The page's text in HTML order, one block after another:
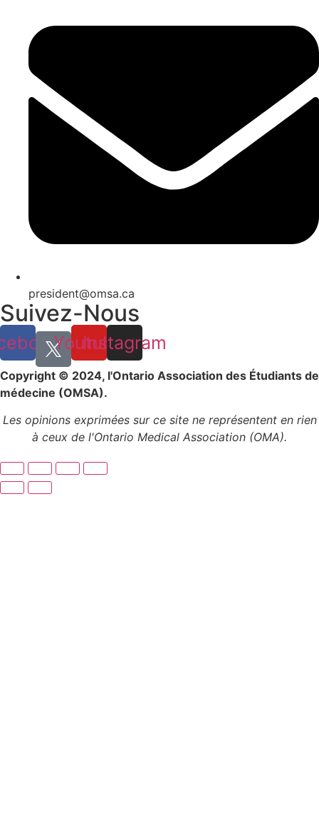
president@omsa.ca
Suivez-Nous
Youtube
Instagram
Copyright © 2024, l'Ontario Association des Étudiants de
médecine (OMSA).
Les opinions exprimées sur ce site ne représentent en rien
à ceux de l'Ontario Medical Association (OMA).